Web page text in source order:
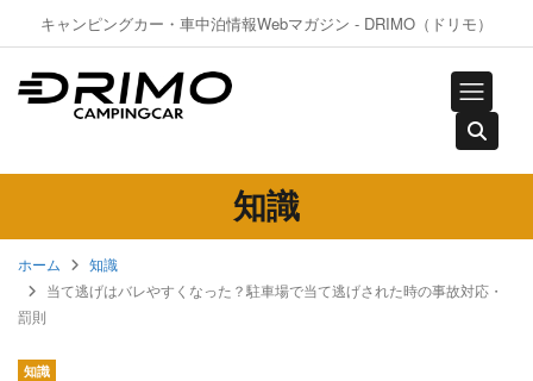
キャンピングカー・車中泊情報Webマガジン - DRIMO（ドリモ）
知識
ホーム
知識
当て逃げはバレやすくなった？駐車場で当て逃げされた時の事故対応・
罰則
知識